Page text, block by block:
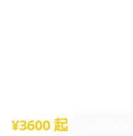
¥3600 起